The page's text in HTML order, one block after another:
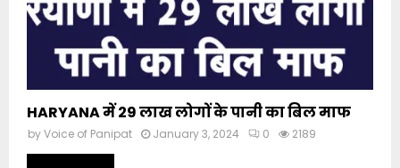
HARYANA में 29 लाख लोगों के पानी का बिल माफ
byVoice of Panipat January 3, 2024 0 2189